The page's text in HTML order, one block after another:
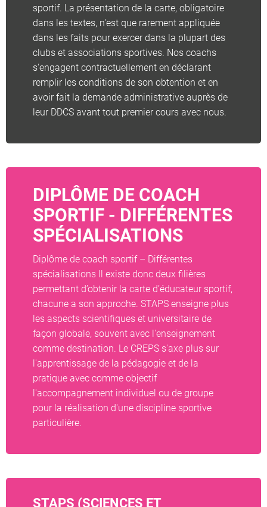
sportif. La présentation de la carte, obligatoire
dans les textes, n'est que rarement appliquée
dans les faits pour exercer dans la plupart des
clubs et associations sportives. Nos coachs
s'engagent contractuellement en déclarant
remplir les conditions de son obtention et en
avoir fait la demande administrative auprès de
leur DDCS avant tout premier cours avec nous.
DIPLÔME DE COACH
SPORTIF - DIFFÉRENTES
SPÉCIALISATIONS
Diplôme de coach sportif – Différentes
spécialisations Il existe donc deux filières
permettant d’obtenir la carte d’éducateur sportif,
chacune a son approche. STAPS enseigne plus
les aspects scientifiques et universitaire de
façon globale, souvent avec l'enseignement
comme destination. Le CREPS s'axe plus sur
l'apprentissage de la pédagogie et de la
pratique avec comme objectif
l'accompagnement individuel ou de groupe
pour la réalisation d'une discipline sportive
particulière.
STAPS (SCIENCES ET